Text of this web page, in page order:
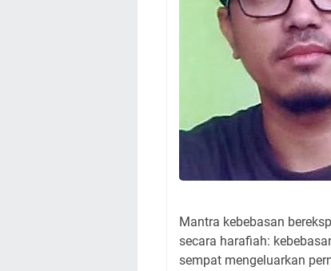
Mantra kebebasan
secara harafiah:
sempat mengeluarkan